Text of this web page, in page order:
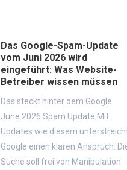
Das Google-Spam-Update
vom Juni 2026 wird
eingeführt: Was Website-
Betreiber wissen müssen
Das steckt hinter dem Google
June 2026 Spam Update Mit
Updates wie diesem
Google einen klaren Anspruch:
Suche soll frei von Manipulation